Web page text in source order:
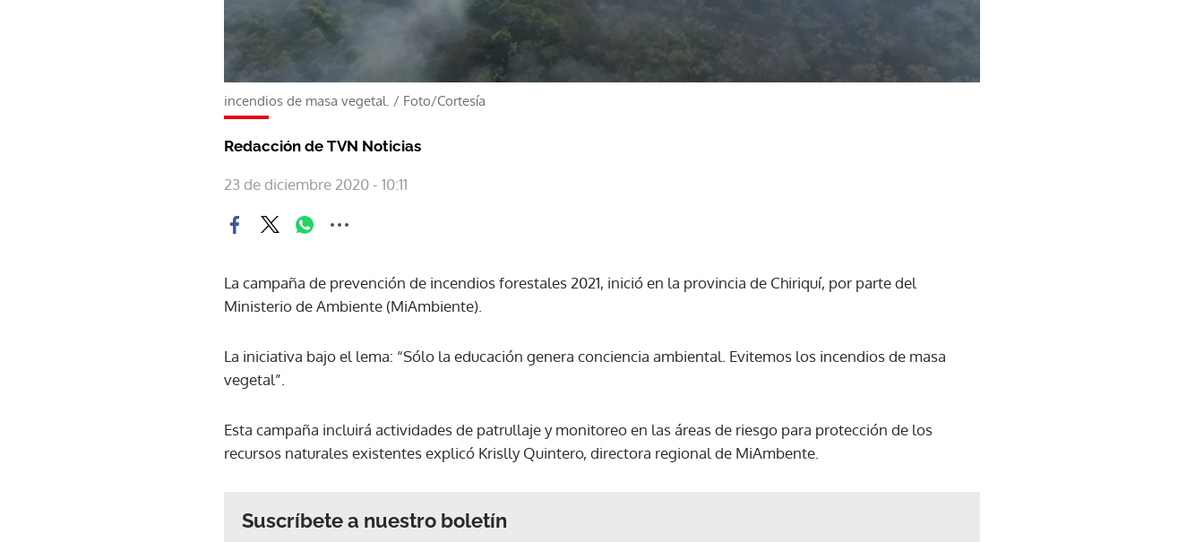
incendios de masa vegetal. / Foto/Cortesía
Redacción de TVN Noticias
23 de diciembre 2020 - 10:11
La campaña de prevención de incendios forestales 2021, inició en la provincia de Chiriquí, por parte del
Ministerio de Ambiente (MiAmbiente).
La iniciativa bajo el lema: “Sólo la educación genera conciencia ambiental. Evitemos los incendios de masa
vegetal”.
Esta campaña incluirá actividades de patrullaje y monitoreo en las áreas de riesgo para protección de los
recursos naturales existentes explicó Krislly Quintero, directora regional de MiAmbente.
Suscríbete a nuestro boletín